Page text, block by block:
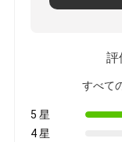
評
すべて
5 星
4 星